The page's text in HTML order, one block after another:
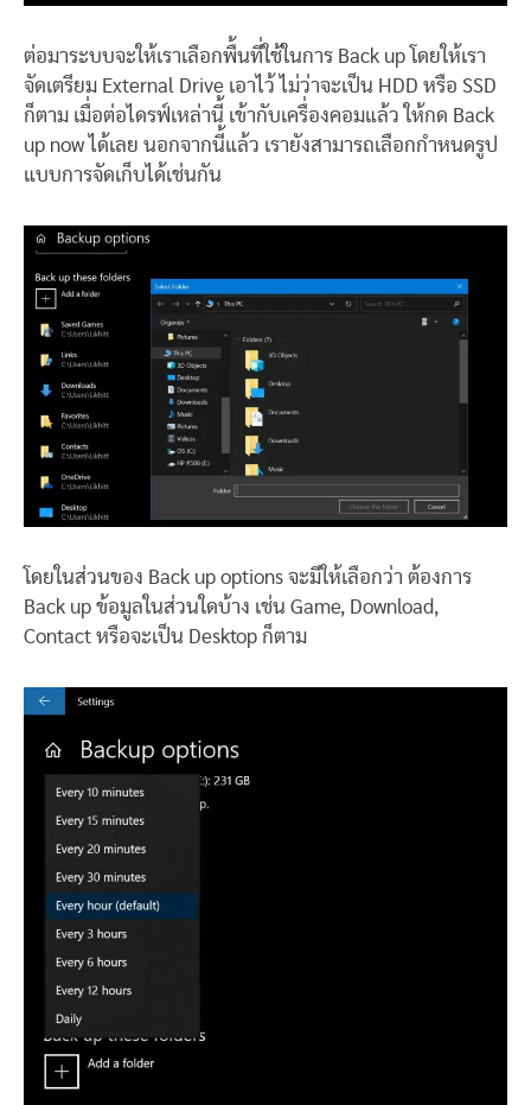
ต่อมาระบบจะให้เราเลือกพื้นที่ใช้ในการ Back up โดยให้เรา
จัดเตรียม External Drive เอาไว้ ไม่ว่าจะเป็น HDD หรือ SSD
ก็ตาม เมื่อต่อไดรฟ์เหล่านี้ เข้ากับเครื่องคอมแล้ว ให้กด Back
up now ได้เลย นอกจากนี้แล้ว เรายังสามารถเลือกกำหนดรูป
แบบการจัดเก็บได้เช่นกัน
โดยในส่วนของ Back up options จะมีให้เลือกว่า ต้องการ
Back up ข้อมูลในส่วนใดบ้าง เช่น Game, Download,
Contact หรือจะเป็น Desktop ก็ตาม